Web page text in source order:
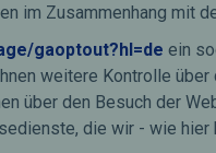
im Zusammenhang mit
gaoptout?hl=de ein
weitere Kontrolle
über den Besuch der
die wir - wie